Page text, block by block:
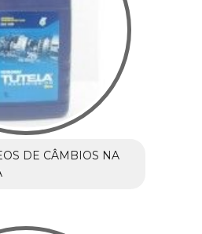
DE CÂMBIOS NA